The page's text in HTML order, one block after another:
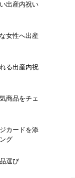
出産内祝い
女性へ出産
る出産内祝
商品をチェ
カードを添
グ
選び